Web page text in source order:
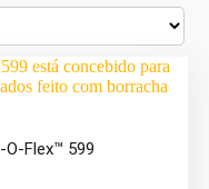
Flex™ 599